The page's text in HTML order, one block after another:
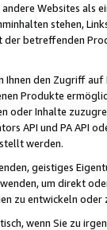
Websites als
stehen,
betreffenden
Ihnen den Zugriff
Produkte
oder Inhalte
API und PA API
werden.
geistiges
um direkt
zu entwickeln
wenn Sie zu